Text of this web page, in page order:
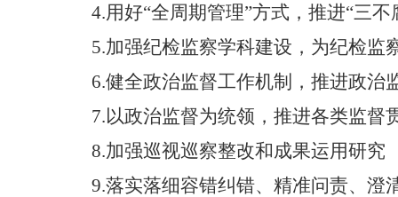
4.用好“全周期管理”方式，推进“三
5.加强纪检监察学科建设，为纪检监
6.健全政治监督工作机制，推进政治
7.以政治监督为统领，推进各类监督
8.加强巡视巡察整改和成果运用研究
9.落实落细容错纠错、精准问责、澄